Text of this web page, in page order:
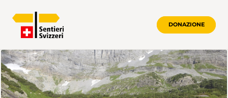
DONAZIONE